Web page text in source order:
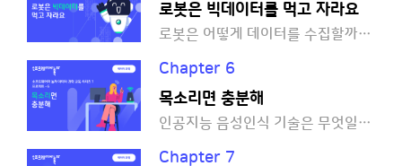
로봇은 빅데이터를 먹고 자라요
로봇은 어떻게 데이터를 수집할까요?
Chapter 6
목소리면 충분해
인공지능 음성인식 기술은 무엇일까요?
Chapter 7